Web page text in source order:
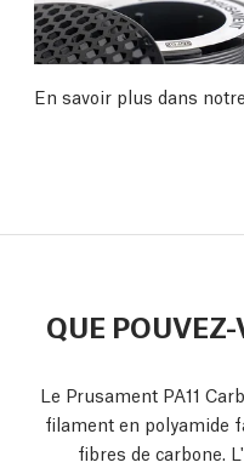
En savoir plus dans notre
QUE
Le Prusament PA11
filament en polyamide
fibres de carbone.